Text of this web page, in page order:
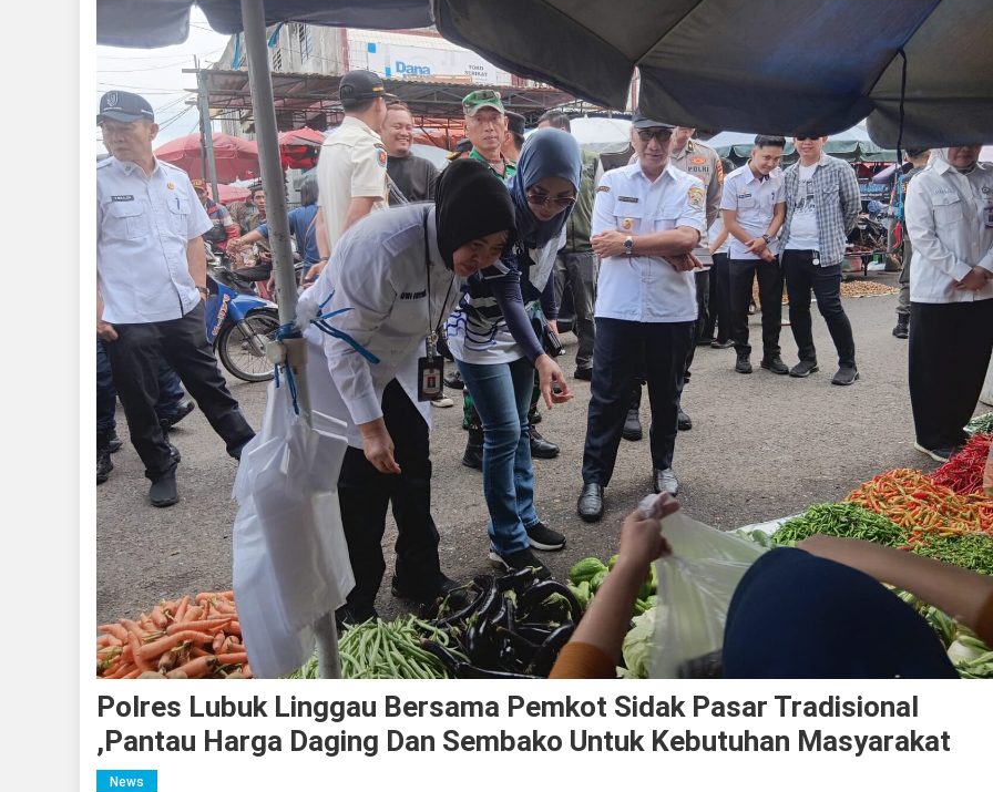
Polres Lubuk Linggau Bersama Pemkot Sidak Pasar Tradisional
,Pantau Harga Daging Dan Sembako Untuk Kebutuhan Masyarakat
News